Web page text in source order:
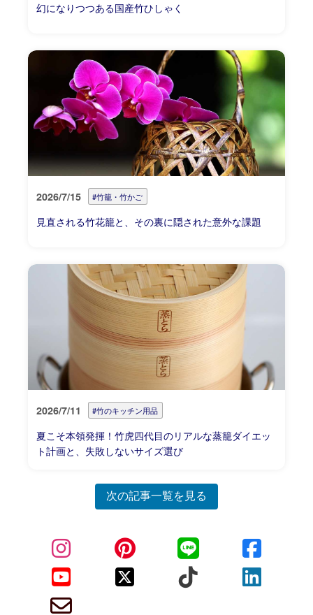
幻になりつつある国産竹ひしゃく
2026/7/15 #竹籠・竹かご
見直される竹花籠と、その裏に隠された意外な課題
2026/7/11 #竹のキッチン用品
夏こそ本領発揮！竹虎四代目のリアルな蒸籠ダイエッ
ト計画と、失敗しないサイズ選び
次の記事一覧を見る